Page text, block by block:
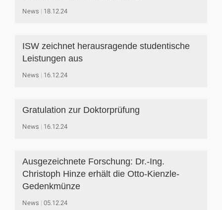
News 18.12.24
ISW zeichnet herausragende studentische
Leistungen aus
News 16.12.24
Gratulation zur Doktorprüfung
News 16.12.24
Ausgezeichnete Forschung: Dr.-Ing.
Christoph Hinze erhält die Otto-Kienzle-
Gedenkmünze
News 05.12.24